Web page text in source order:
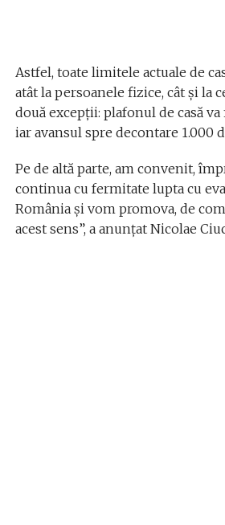
Astfel, toate limitele actuale de
atât la persoanele fizice, cât și la
două excepții: plafonul de casă va
iar avansul spre decontare 1.000
Pe de altă parte, am convenit,
continua cu fermitate lupta cu
România și vom promova, de
acest sens”, a anunțat Nicolae